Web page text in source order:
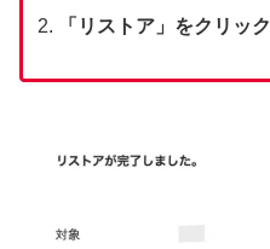
「リストア」をクリック